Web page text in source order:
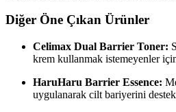
Diğer Öne Çıkan Ürünler
Celimax Dual Barrier Toner:
krem kullanmak istemeyenler
HaruHaru Barrier Essence:
uygulanarak cilt bariyerini